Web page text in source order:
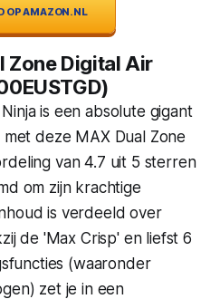
OP AMAZON.NL
Zone Digital Air
is een absolute gigant
deze MAX Dual Zone
van 4.7 uit 5 sterren
om zijn krachtige
is verdeeld over
de 'Max Crisp' en liefst 6
(waaronder
zet je in een